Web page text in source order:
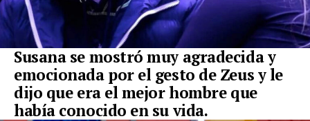
Susana se mostró muy agradecida y
emocionada por el gesto de Zeus y le
dijo que era el mejor hombre que
había conocido en su vida.